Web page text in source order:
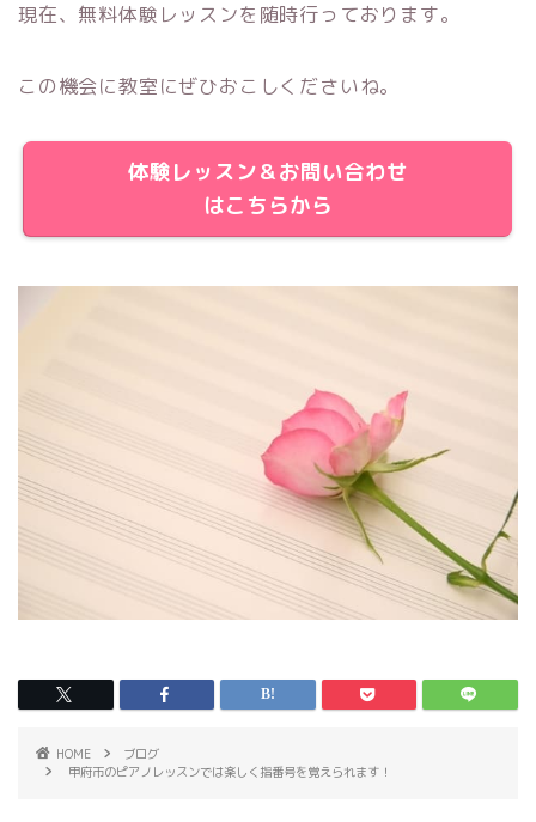
現在、無料体験レッスンを随時行っております。
この機会に教室にぜひおこしくださいね。
体験レッスン＆お問い合わせ
はこちらから
HOME
ブログ
甲府市のピアノレッスンでは楽しく指番号を覚えられます！